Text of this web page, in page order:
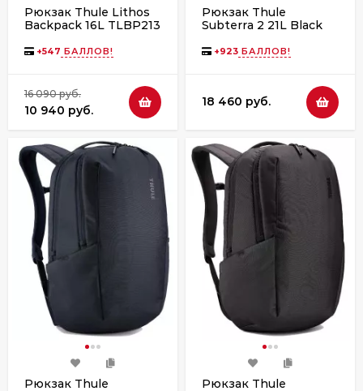
Рюкзак Thule Lithos
Backpack 16L TLBP213
Khaki
+547 БАЛЛОВ!
16 090 руб.
10 940 руб.
Рюкзак Thule
Subterra 2 21L Black
+923 БАЛЛОВ!
18 460 руб.
Рюкзак Thule
Рюкзак Thule